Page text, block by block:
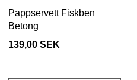
Pappservett Fiskben
Betong
139,00 SEK